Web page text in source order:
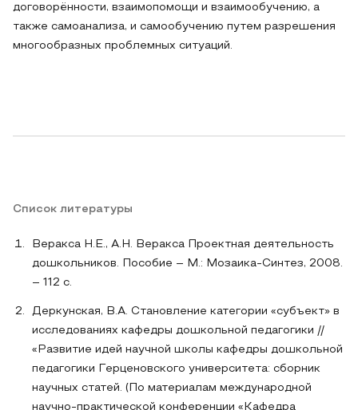
договорённости, взаимопомощи и взаимообучению, а
также самоанализа, и самообучению путем разрешения
многообразных проблемных ситуаций.
Список литературы
Веракса Н.Е., А.Н. Веракса Проектная деятельность
дошкольников. Пособие – М.: Мозаика-Синтез, 2008.
– 112 с.
Деркунская, В.А. Становление категории «субъект» в
исследованиях кафедры дошкольной педагогики //
«Развитие идей научной школы кафедры дошкольной
педагогики Герценовского университета: сборник
научных статей. (По материалам международной
научно-практической конференции «Кафедра